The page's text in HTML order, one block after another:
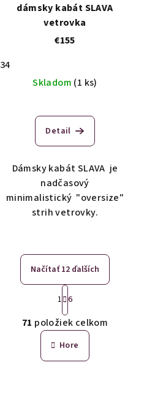
dámsky kabát SLAVA
vetrovka
€155
34
Skladom (1 ks)
Detail
Dámsky kabát SLAVA je
nadčasový
minimalistický "oversize"
strih vetrovky.
O
v
l
á
Načítať 12 ďalších
S
t
r
á
n
k
1 6
71 položiek celkom
Hore